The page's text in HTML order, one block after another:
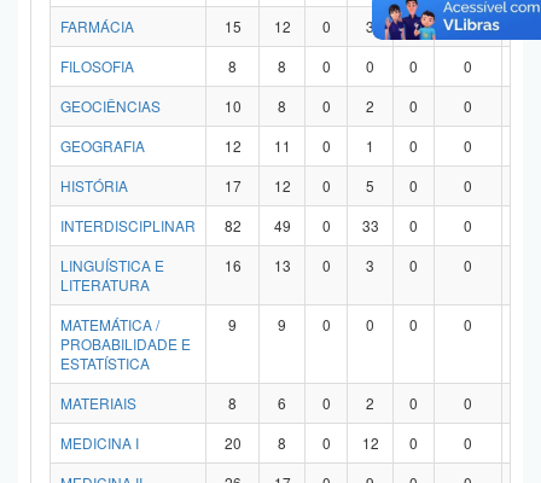
FARMÁCIA
15 12 0 3 0 0
FILOSOFIA
8 8 0 0 0 0
GEOCIÊNCIAS
10 8 0 2 0 0
GEOGRAFIA
12 11 0 1 0 0
HISTÓRIA
17 12 0 5 0 0
INTERDISCIPLINAR
82 49 0 33 0 0
LINGUÍSTICA E
LITERATURA
16 13 0 3 0 0
MATEMÁTICA /
PROBABILIDADE E
ESTATÍSTICA
9 9 0 0 0 0
MATERIAIS 8 6 0 2 0 0
MEDICINA I
20 8 0 12 0 0